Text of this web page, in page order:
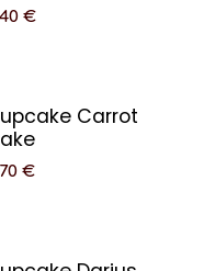
€
Carrot
€